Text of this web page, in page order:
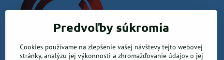
Krea office, s.r.o.
Predvoľby súkromia
Cookies používame na zlepšenie vašej návštevy tejto webovej
stránky, analýzu jej výkonnosti a zhromažďovanie údajov o jej